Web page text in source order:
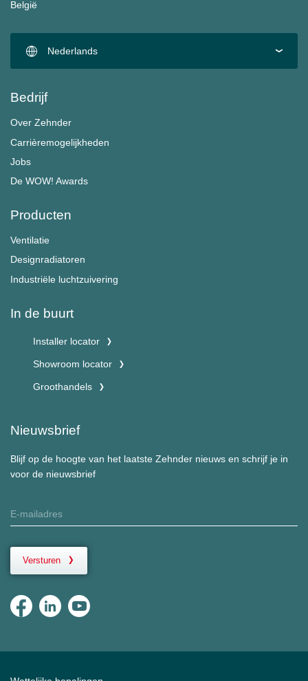
België
Nederlands
Bedrijf
Over Zehnder
Carrièremogelijkheden
Jobs
De WOW! Awards
Producten
Ventilatie
Designradiatoren
Industriële luchtzuivering
In de buurt
Installer locator
Showroom locator
Groothandels
Nieuwsbrief
Blijf op de hoogte van het laatste Zehnder nieuws en schrijf je in
voor de nieuwsbrief
Versturen